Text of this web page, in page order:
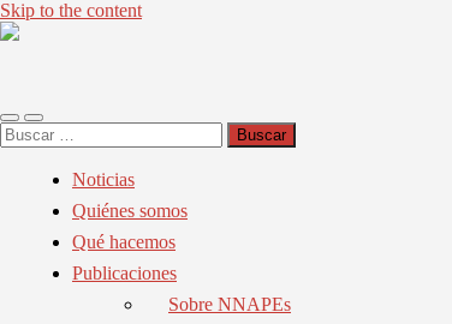
Skip to the content
NNAPEs
Toggle
mobile
Toggle
search
Buscar:
Noticias
Quiénes somos
Qué hacemos
Publicaciones
Sobre NNAPEs